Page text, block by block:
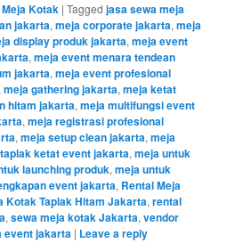
Meja Kotak |Tagged jasa sewa meja
jakarta,meja corporate jakarta,meja
display produk jakarta,meja event
,meja event menara tendean
jakarta,meja event profesional
,meja gathering jakarta,meja ketat
hitam jakarta,meja multifungsi event
,meja registrasi profesional
,meja setup clean jakarta,meja
ketat event jakarta,meja untuk
launching produk,meja untuk
event jakarta, Rental Meja
Kotak Taplak Hitam Jakarta,rental
,sewa meja kotak Jakarta,vendor
event jakarta | Leave a reply